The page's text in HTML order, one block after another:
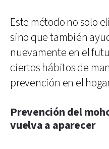
Este método no solo
sino que también
nuevamente en el
ciertos hábitos de
prevención en el
Prevención del
vuelva a aparecer